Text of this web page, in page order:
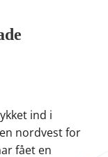
ind i
nordvest for
fået en